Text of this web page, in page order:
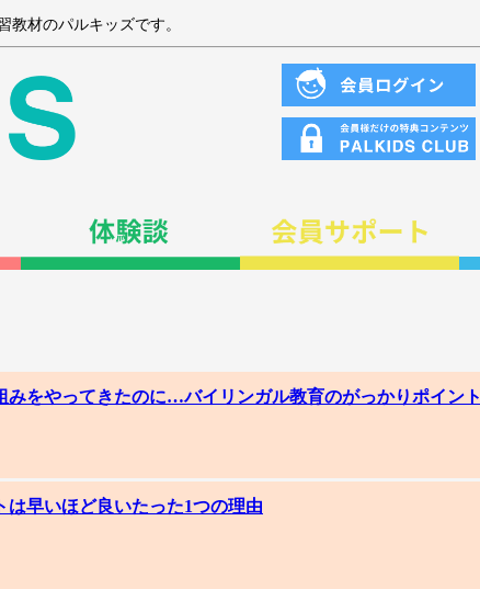
教材のパルキッズです。
みをやってきたのに…バイリンガル教育のがっかりポイント
は早いほど良いたった1つの理由